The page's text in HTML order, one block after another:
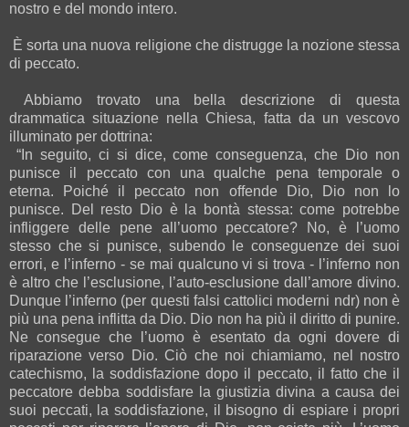
nostro e del mondo intero.
È sorta una nuova religione che distrugge la nozione stessa
di peccato.
Abbiamo trovato una bella descrizione di questa
drammatica situazione nella Chiesa, fatta da un vescovo
illuminato per dottrina:
“In seguito, ci si dice, come conseguenza, che Dio non
punisce il peccato con una qualche pena temporale o
eterna. Poiché il peccato non offende Dio, Dio non lo
punisce. Del resto Dio è la bontà stessa: come potrebbe
infliggere delle pene all’uomo peccatore? No, è l’uomo
stesso che si punisce, subendo le conseguenze dei suoi
errori, e l’inferno - se mai qualcuno vi si trova - l’inferno non
è altro che l’esclusione, l’auto-esclusione dall’amore divino.
Dunque l’inferno (per questi falsi cattolici moderni ndr) non è
più una pena inflitta da Dio. Dio non ha più il diritto di punire.
Ne consegue che l’uomo è esentato da ogni dovere di
riparazione verso Dio. Ciò che noi chiamiamo, nel nostro
catechismo, la soddisfazione dopo il peccato, il fatto che il
peccatore debba soddisfare la giustizia divina a causa dei
suoi peccati, la soddisfazione, il bisogno di espiare i propri